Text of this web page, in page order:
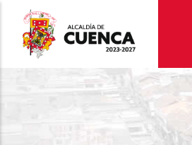
contenido
principal